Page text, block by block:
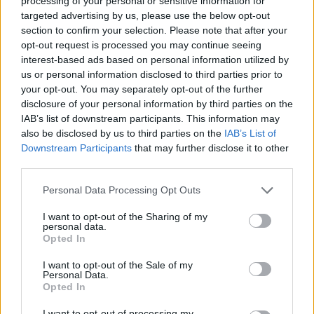
targeted advertising by us, please use the below opt-out
section to confirm your selection. Please note that after your
opt-out request is processed you may continue seeing
interest-based ads based on personal information utilized by
us or personal information disclosed to third parties prior to
your opt-out. You may separately opt-out of the further
disclosure of your personal information by third parties on the
IAB’s list of downstream participants. This information may
also be disclosed by us to third parties on the IAB’s List of
Downstream Participants that may further disclose it to other
Please note that this website/app uses one or more Google
not limited to your visit or usage behaviour. You may click to
grant or deny consent to Google and its third-party tags to
use your data for below specified purposes in below Google
consent section.
Personal Data Processing Opt Outs
I want to opt-out of the Sharing of my
personal data.
Opted In
I want to opt-out of the Sale of my
Personal Data.
Opted In
van a bőrre a tej. A laktóztartam miatt rengeteg
aminósav és vitamin van a tejben, ami táplálja és
hidratálja a bőrt, valamint csökkenti az irritációkat.
Szóval úgy tűnik, Mariah ötlete csak elsőre tűnik
badarságnak, valójában tényleg remek
szépségtrükk a tejben fürdés. Te kipróbálnád?
Mariah Carey drámai fogyása: ez lehet a titok
Mariah Carey drámai fogyása: ez lehet a titok